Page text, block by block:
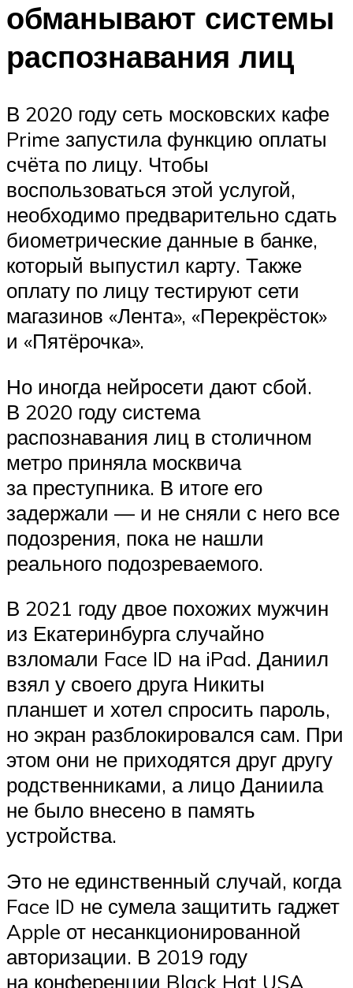
обманывают системы
распознавания лиц
В 2020 году сеть московских кафе
Prime запустила функцию оплаты
счёта по лицу. Чтобы
воспользоваться этой услугой,
необходимо предварительно сдать
биометрические данные в банке,
который выпустил карту. Также
оплату по лицу тестируют сети
магазинов «Лента», «Перекрёсток»
и «Пятёрочка».
Но иногда нейросети дают сбой.
В 2020 году система
распознавания лиц в столичном
метро приняла москвича
за преступника. В итоге его
задержали — и не сняли с него все
подозрения, пока не нашли
реального подозреваемого.
В 2021 году двое похожих мужчин
из Екатеринбурга случайно
взломали Face ID на iPad. Даниил
взял у своего друга Никиты
планшет и хотел спросить пароль,
но экран разблокировался сам. При
этом они не приходятся друг другу
родственниками, а лицо Даниила
не было внесено в память
устройства.
Это не единственный случай, когда
Face ID не сумела защитить гаджет
Apple от несанкционированной
авторизации. В 2019 году
на конференции Black Hat USA